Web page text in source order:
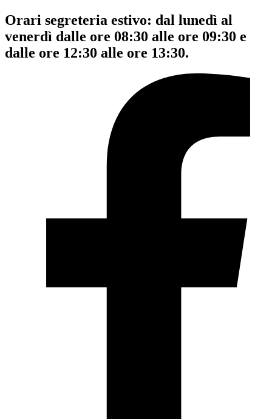
Orari segreteria estivo: dal lunedì al
venerdì dalle ore 08:30 alle ore 09:30 e
dalle ore 12:30 alle ore 13:30.